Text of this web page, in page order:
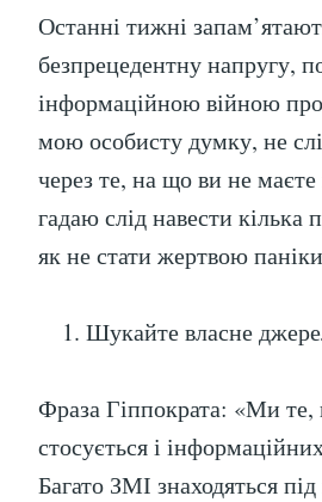
Останні тижні
безпрецедентну напругу,
інформаційною війною
мою особисту думку, не
через те, на що ви не
гадаю слід навести кілька
як не стати жертвою
Шукайте власне
Фраза Гіппократа: «Ми
стосується і
Багато ЗМІ знаходяться